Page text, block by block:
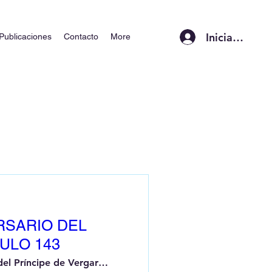
Publicaciones Contacto More Iniciar sesión
DEL
143
Calle del Príncipe de Vergara, 248